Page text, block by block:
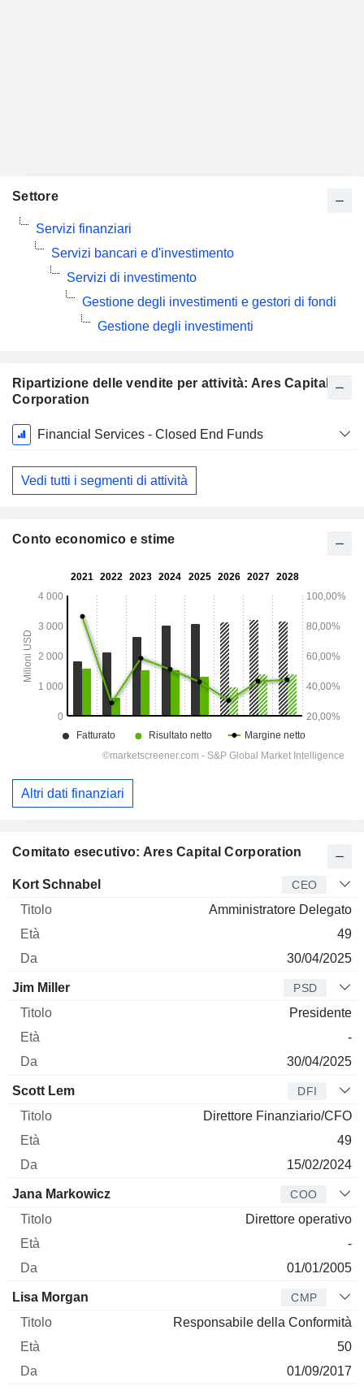
Ripartizione delle vendite per attività: Ares Capital
Corporation
Periodo
Fiscale:
Dicembre
Financial Services - Closed End Funds
Vedi tutti i segmenti di attività
Comitato esecutivo: Ares Capital Corporation
Manager Titolo
Kort Schnabel CEO
Amministratore Delegato
49
30/04/2025
Jim Miller PSD
Presidente
-
30/04/2025
Scott Lem DFI
Direttore Finanziario/CFO
49
15/02/2024
Jana Markowicz COO
Direttore operativo
-
01/01/2005
Lisa Morgan CMP
Responsabile della Conformità
50
01/09/2017
Settore
Servizi finanziari
Servizi bancari e d'investimento
Servizi di investimento
Gestione degli investimenti e gestori di fondi
Gestione degli investimenti
Conto economico e stime
Altri dati finanziari